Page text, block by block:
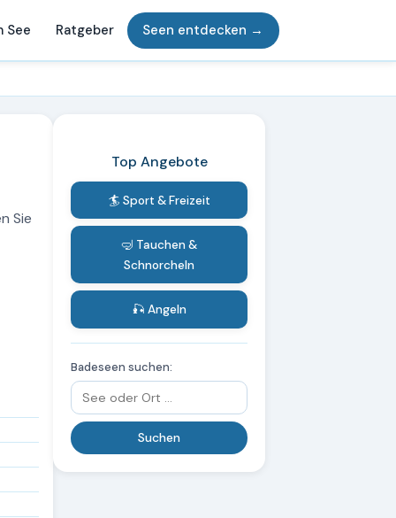
See Ratgeber Seen entdecken →
Sie
Top Angebote
🏄 Sport & Freizeit
🤿 Tauchen &
Schnorcheln
🎣 Angeln
Badeseen suchen: